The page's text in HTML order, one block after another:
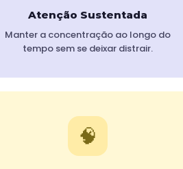
Atenção Sustentada
Manter a concentração ao longo do
tempo sem se deixar distrair.
🧠